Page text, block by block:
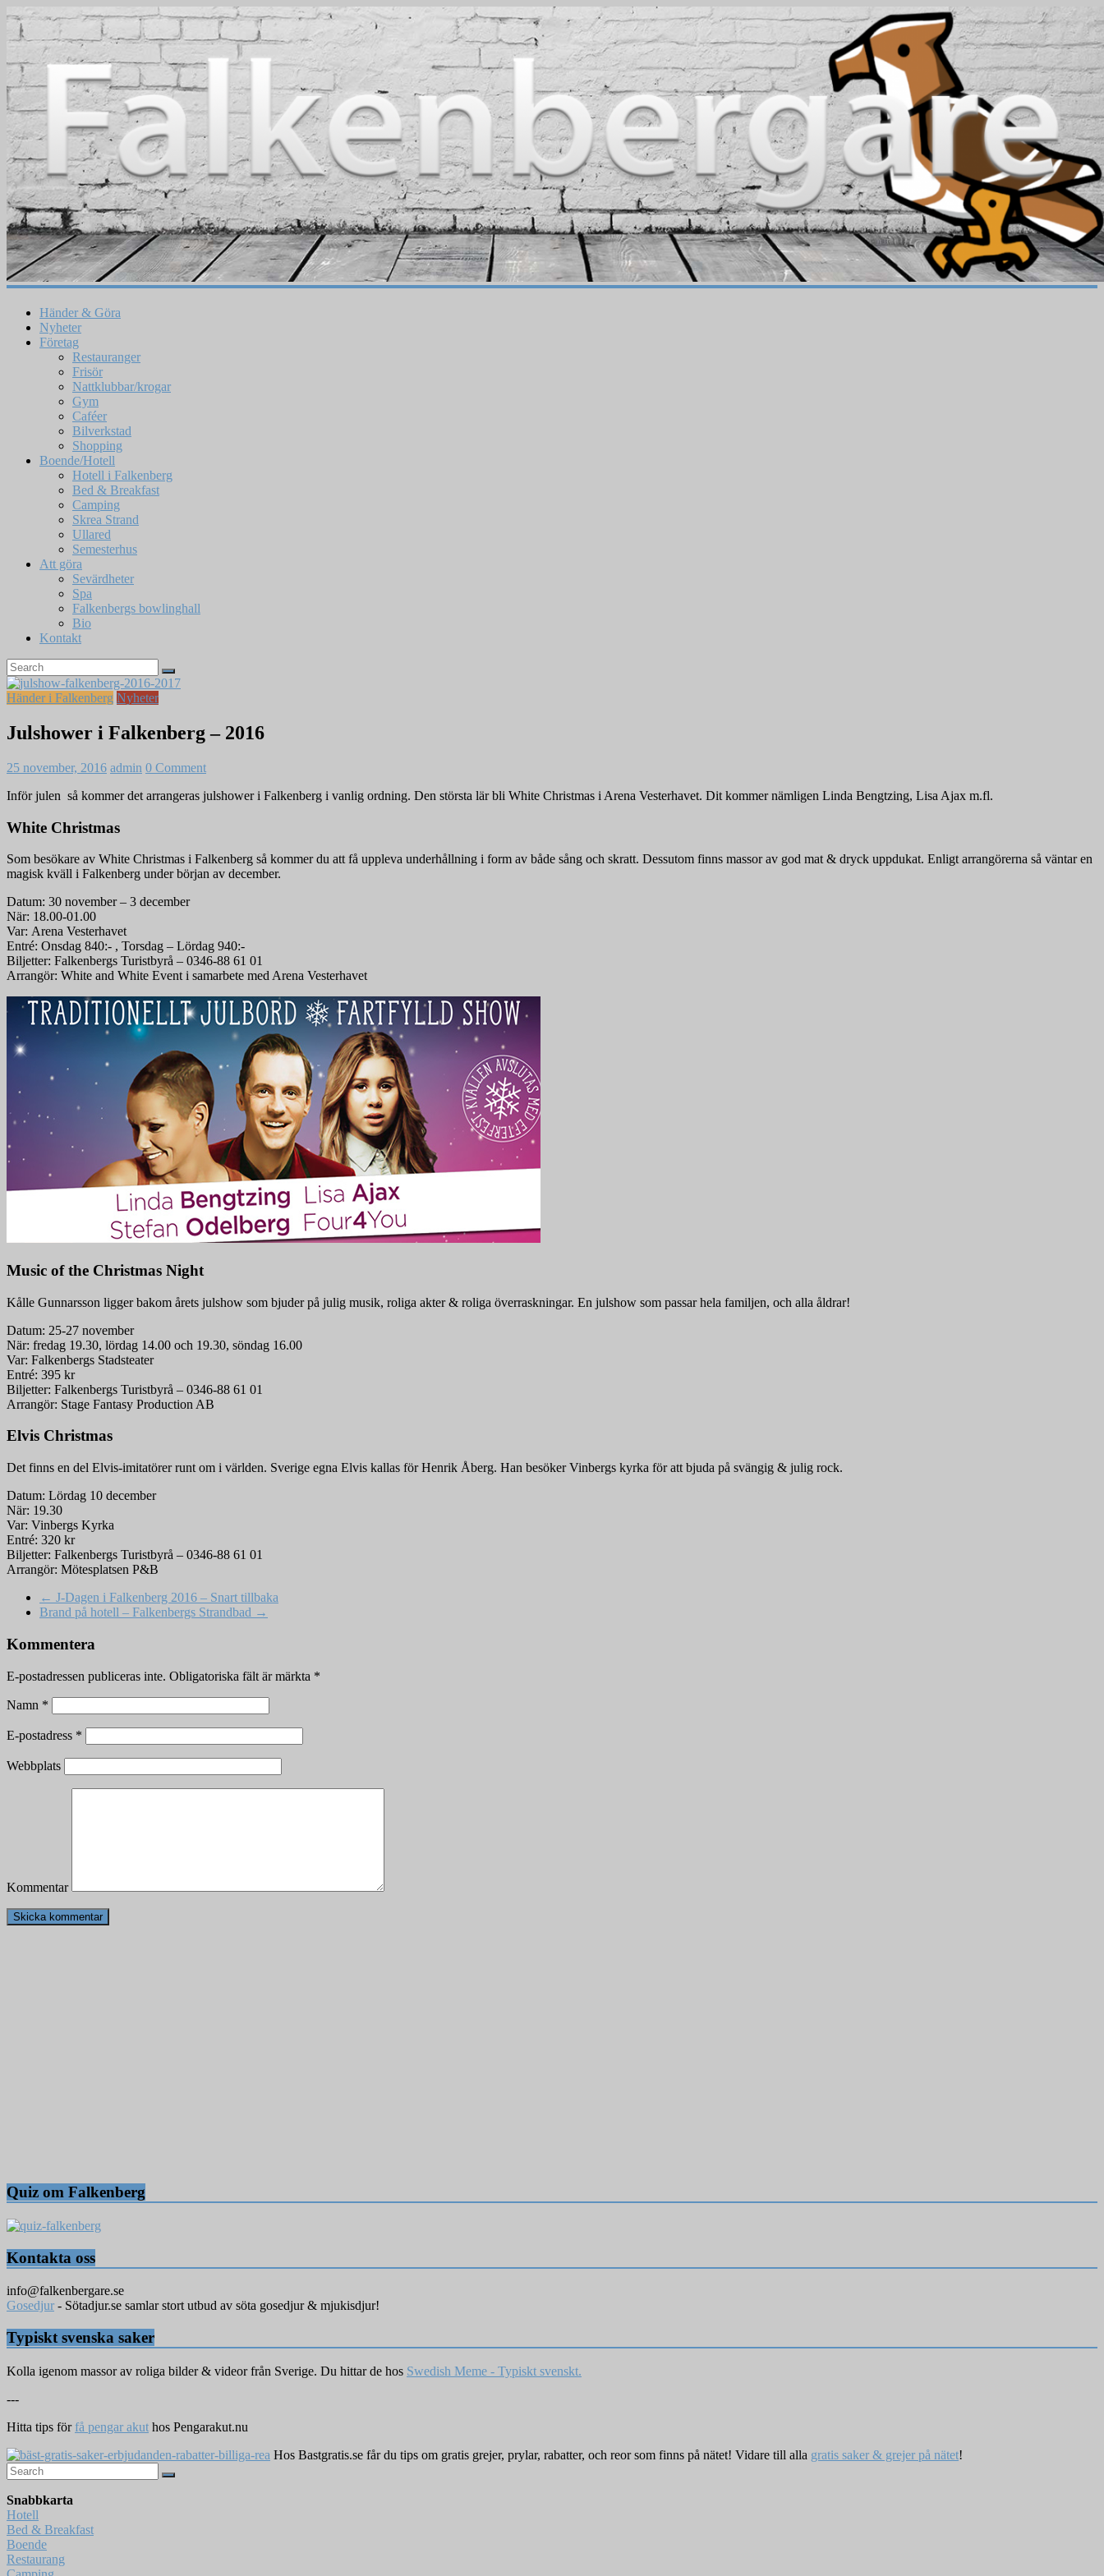
Händer & Göra
Nyheter
Företag
Restauranger
Frisör
Nattklubbar/krogar
Gym
Caféer
Bilverkstad
Shopping
Boende/Hotell
Hotell i Falkenberg
Bed & Breakfast
Camping
Skrea Strand
Ullared
Semesterhus
Att göra
Sevärdheter
Spa
Falkenbergs bowlinghall
Bio
Kontakt
Händer i Falkenberg Nyheter
Julshower i Falkenberg – 2016
25 november, 2016 admin 0 Comment
Inför julen så kommer det arrangeras julshower i Falkenberg i vanlig ordning. Den största lär bli White Christmas i Arena Vesterhavet. Dit kommer nämligen Linda Bengtzing, Lisa Ajax m.fl.
White Christmas
Som besökare av White Christmas i Falkenberg så kommer du att få uppleva underhållning i form av både sång och skratt. Dessutom finns massor av god mat & dryck uppdukat. Enligt arrangörerna så väntar en
magisk kväll i Falkenberg under början av december.
Datum: 30 november – 3 december
När: 18.00-01.00
Var: Arena Vesterhavet
Entré: Onsdag 840:- , Torsdag – Lördag 940:-
Biljetter: Falkenbergs Turistbyrå – 0346-88 61 01
Arrangör: White and White Event i samarbete med Arena Vesterhavet
Music of the Christmas Night
Kålle Gunnarsson ligger bakom årets julshow som bjuder på julig musik, roliga akter & roliga överraskningar. En julshow som passar hela familjen, och alla åldrar!
Datum: 25-27 november
När: fredag 19.30, lördag 14.00 och 19.30, söndag 16.00
Var: Falkenbergs Stadsteater
Entré: 395 kr
Biljetter: Falkenbergs Turistbyrå – 0346-88 61 01
Arrangör: Stage Fantasy Production AB
Elvis Christmas
Det finns en del Elvis-imitatörer runt om i världen. Sverige egna Elvis kallas för Henrik Åberg. Han besöker Vinbergs kyrka för att bjuda på svängig & julig rock.
Datum: Lördag 10 december
När: 19.30
Var: Vinbergs Kyrka
Entré: 320 kr
Biljetter: Falkenbergs Turistbyrå – 0346-88 61 01
Arrangör: Mötesplatsen P&B
← J-Dagen i Falkenberg 2016 – Snart tillbaka
Brand på hotell – Falkenbergs Strandbad →
Kommentera
E-postadressen publiceras inte. Obligatoriska fält är märkta *
Namn *
E-postadress *
Webbplats
Kommentar
Quiz om Falkenberg
Kontakta oss
info@falkenbergare.se
Gosedjur - Sötadjur.se samlar stort utbud av söta gosedjur & mjukisdjur!
Typiskt svenska saker
Kolla igenom massor av roliga bilder & videor från Sverige. Du hittar de hos Swedish Meme - Typiskt svenskt.
---
Hitta tips förfå pengar akut hos Pengarakut.nu
Hos Bastgratis.se får du tips om gratis grejer, prylar, rabatter, och reor som finns på nätet! Vidare till alla gratis saker & grejer på nätet!
Snabbkarta
Hotell
Bed & Breakfast
Boende
Restaurang